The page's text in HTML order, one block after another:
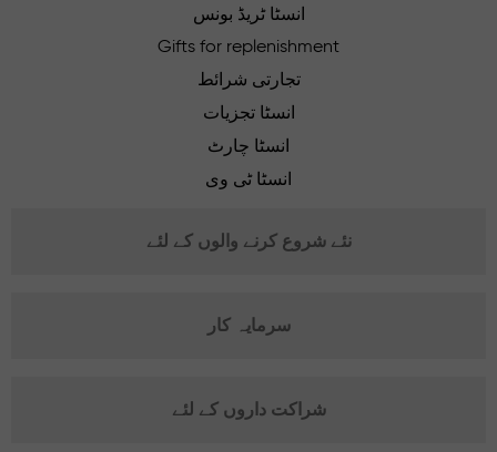
انسٹا ٹریڈ بونس
Gifts for replenishment
تجارتی شرائط
انسٹا تجزیات
انسٹا چارٹ
انسٹا ٹی وی
نئے شروع کرنے والوں کے لئے
سرمایہ کار
شراکت داروں کے لئے